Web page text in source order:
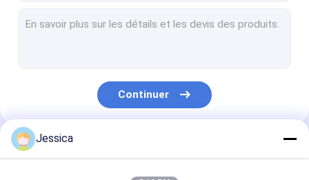
Continuer
Nos Catégories
Jessica